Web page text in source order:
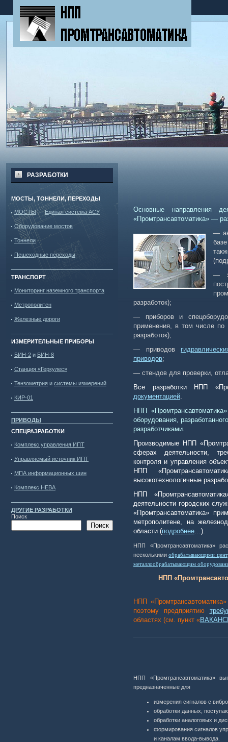
РАЗРАБОТКИ
МОСТЫ, ТОННЕЛИ, ПЕРЕХОДЫ
МОСТЫ—Единая система АСУ
Оборудование мостов
Тоннели
Пешеходные переходы
ТРАНСПОРТ
Мониторинг наземного транспорта
Метрополитен
Железные дороги
ИЗМЕРИТЕЛЬНЫЕ ПРИБОРЫ
БИН-2 и БИН-8
Станция «Геркулес»
Тензометрия и системы измерений
КИР-01
ПРИВОДЫ
СПЕЦРАЗРАБОТКИ
Комплекс управления ИПТ
Управляемый источник ИПТ
МПА информационных шин
Комплекс НЕВА
ДРУГИЕ РАЗРАБОТКИ
Поиск
Поиск
Основные направления
«Промтрансавтоматика» —
—
—
разработок);
— приборов и
применения, в том числе
разработок);
— приводов
приводов;
— стендов для проверки,
Все разработки НПП
документацией.
НПП
оборудования,
разработчиками.
Производимые НПП
сферах деятельности,
контроля и управления
НПП
высокотехнологичные
НПП
деятельности городских
«Промтрансавтоматика»
метрополитене, на
области (подробнее…).
НПП «Промтрансавтоматика»
несколькимиобрабатывающими
металлообрабатывающим
НПП
НПП
поэтому предприятию
областях (см. пункт «
НПП «Промтрансавтоматика»
предназначенные для
измерения сигналов с
обработки данных,
обработки аналоговых и
формирования сигналов
и каналам ввода-вывода.